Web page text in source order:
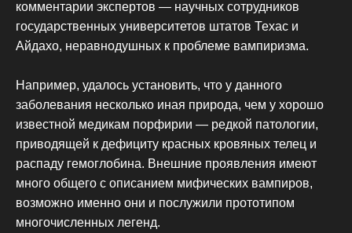
комментарии экспертов — научных сотрудников
государственных университетов штатов Техас и
Айдахо, неравнодушных к проблеме вампиризма.
Например, удалось установить, что у данного
заболевания несколько иная природа, чем у хорошо
известной медикам порфирии — редкой патологии,
приводящей к дефициту красных кровяных телец и
распаду гемоглобина. Внешние проявления имеют
много общего с описанием мифических вампиров,
возможно именно они и послужили прототипом
многочисленных легенд.